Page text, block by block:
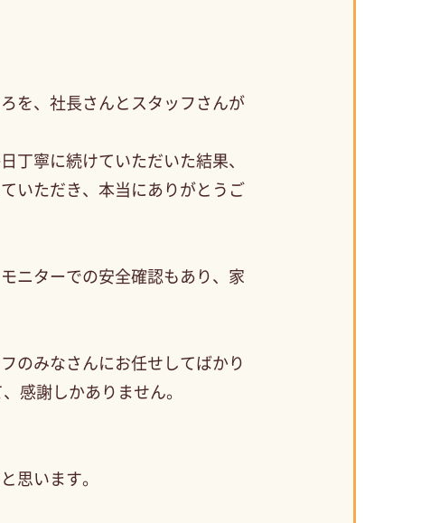
を、社長さんとスタッフさんが
寧に続けていただいた結果、
いただき、本当にありがとうご
ニターでの安全確認もあり、家
のみなさんにお任せしてばかり
感謝しかありません。
思います。